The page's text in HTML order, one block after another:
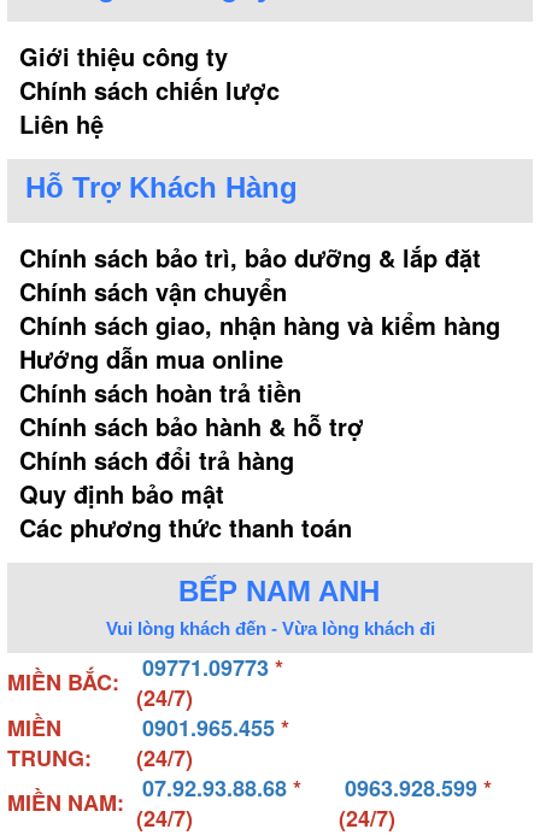
Giới thiệu công ty
Chính sách chiến lược
Liên hệ
Hỗ Trợ Khách Hàng
Chính sách bảo trì, bảo dưỡng & lắp đặt
Chính sách vận chuyển
Chính sách giao, nhận hàng và kiểm hàng
Hướng dẫn mua online
Chính sách hoàn trả tiền
Chính sách bảo hành & hỗ trợ
Chính sách đổi trả hàng
Quy định bảo mật
Các phương thức thanh toán
BẾP NAM ANH
Vui lòng khách đến - Vừa lòng khách đi
MIỀN BẮC: 09771.09773*
(24/7)
MIỀN
TRUNG:
0901.965.455*
(24/7)
MIỀN NAM:
07.92.93.88.68*
(24/7)
0963.928.599*
(24/7)